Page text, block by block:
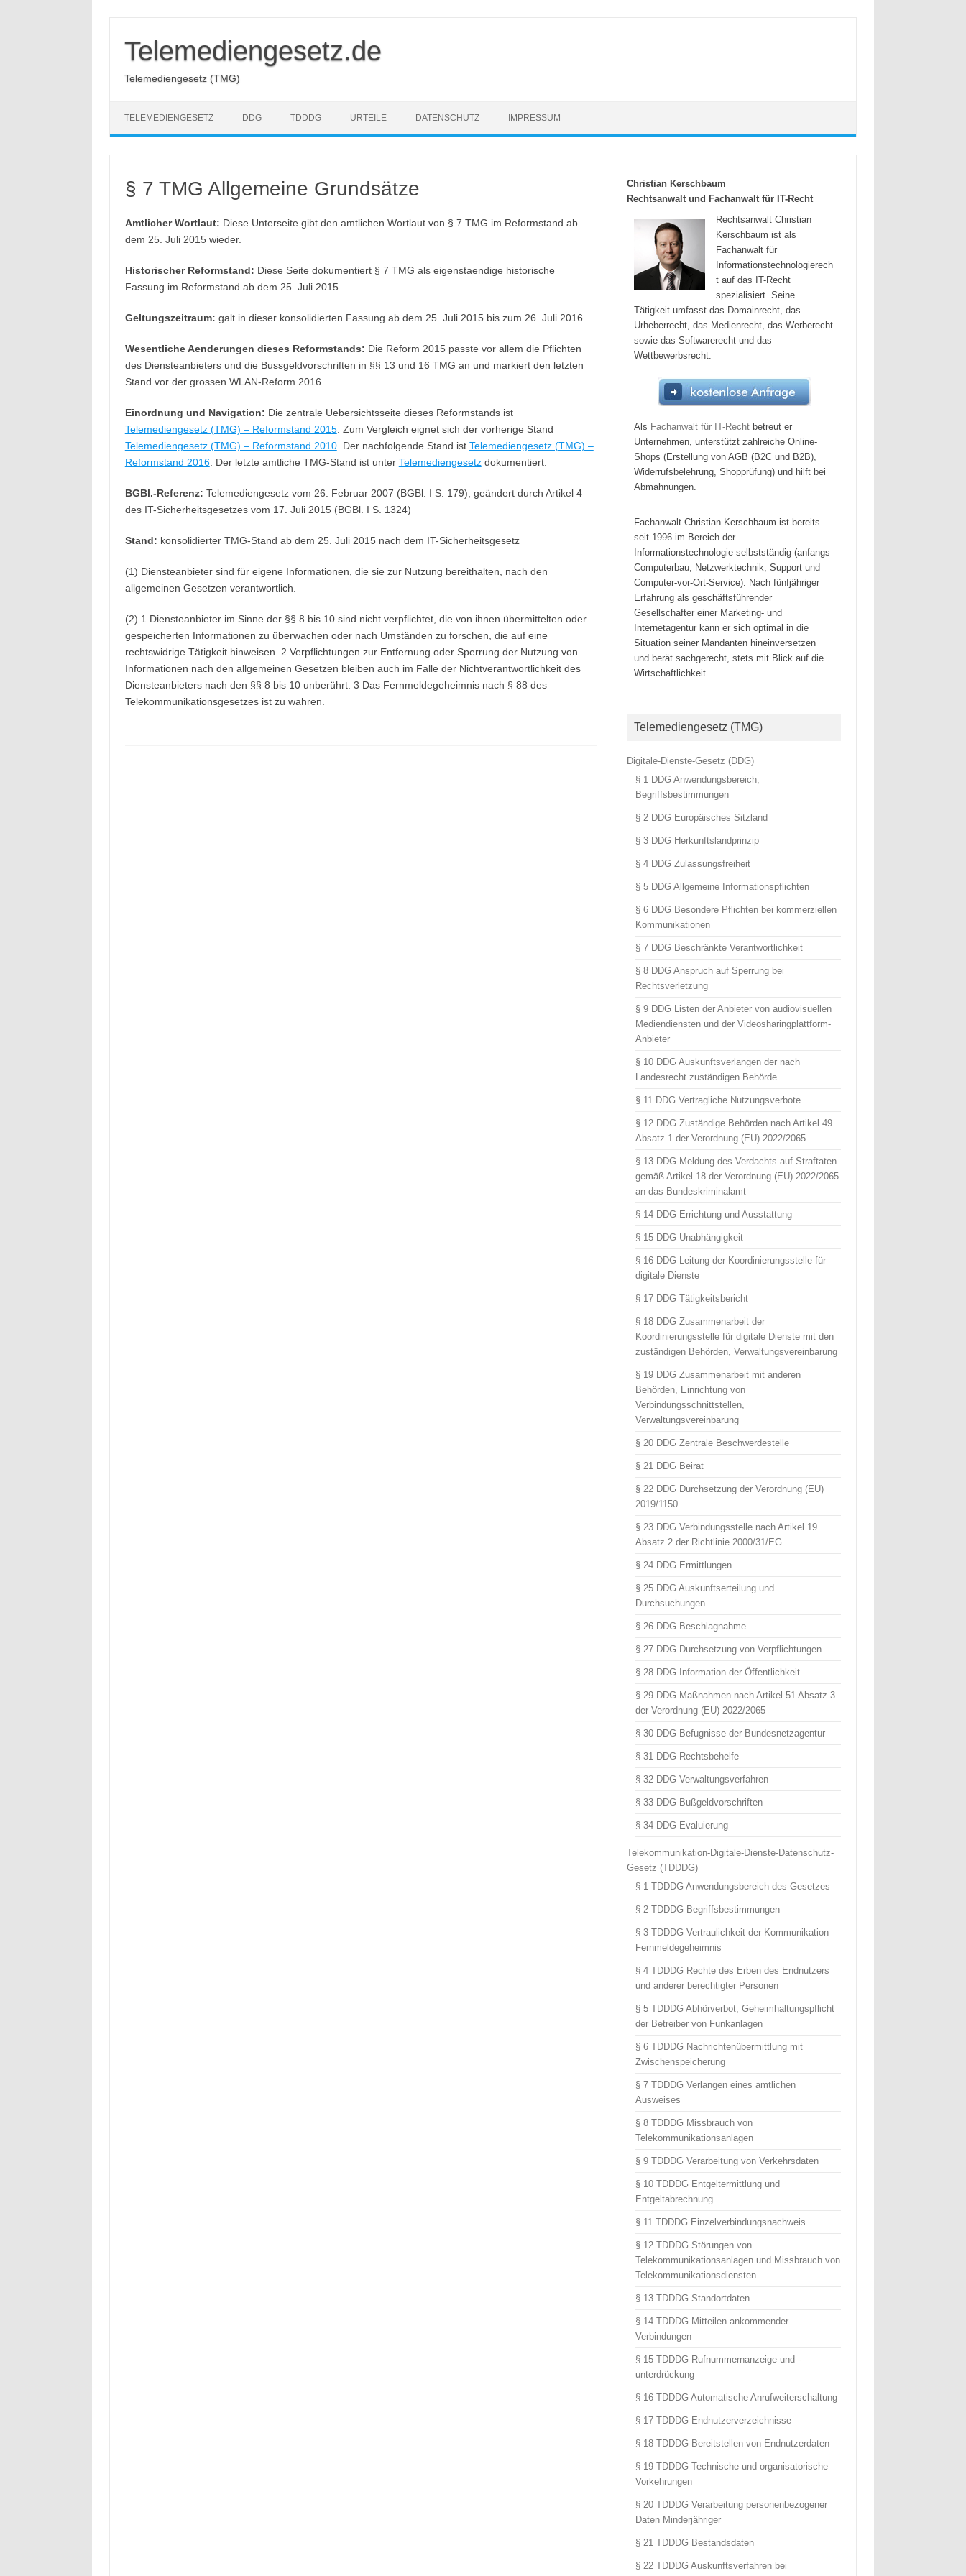
springen
Telemediengesetz.de
Telemediengesetz (TMG)
TELEMEDIENGESETZ DDG TDDDG URTEILE DATENSCHUTZ IMPRESSUM
§ 7 TMG Allgemeine Grundsätze
Amtlicher Wortlaut: Diese Unterseite gibt den amtlichen Wortlaut von § 7 TMG im Reformstand ab
dem 25. Juli 2015 wieder.
Historischer Reformstand: Diese Seite dokumentiert § 7 TMG als eigenstaendige historische
Fassung im Reformstand ab dem 25. Juli 2015.
Geltungszeitraum: galt in dieser konsolidierten Fassung ab dem 25. Juli 2015 bis zum 26. Juli 2016.
Wesentliche Aenderungen dieses Reformstands: Die Reform 2015 passte vor allem die Pflichten
des Diensteanbieters und die Bussgeldvorschriften in §§ 13 und 16 TMG an und markiert den letzten
Stand vor der grossen WLAN-Reform 2016.
Einordnung und Navigation: Die zentrale Uebersichtsseite dieses Reformstands ist
Telemediengesetz (TMG) – Reformstand 2015. Zum Vergleich eignet sich der vorherige Stand
Telemediengesetz (TMG) – Reformstand 2010. Der nachfolgende Stand ist Telemediengesetz (TMG) –
Reformstand 2016. Der letzte amtliche TMG-Stand ist unter Telemediengesetzdokumentiert.
BGBl.-Referenz: Telemediengesetz vom 26. Februar 2007 (BGBl. I S. 179), geändert durch Artikel 4
des IT-Sicherheitsgesetzes vom 17. Juli 2015 (BGBl. I S. 1324)
Stand: konsolidierter TMG-Stand ab dem 25. Juli 2015 nach dem IT-Sicherheitsgesetz
(1) Diensteanbieter sind für eigene Informationen, die sie zur Nutzung bereithalten, nach den
allgemeinen Gesetzen verantwortlich.
(2) 1 Diensteanbieter im Sinne der §§ 8 bis 10 sind nicht verpflichtet, die von ihnen übermittelten oder
gespeicherten Informationen zu überwachen oder nach Umständen zu forschen, die auf eine
rechtswidrige Tätigkeit hinweisen. 2 Verpflichtungen zur Entfernung oder Sperrung der Nutzung von
Informationen nach den allgemeinen Gesetzen bleiben auch im Falle der Nichtverantwortlichkeit des
Diensteanbieters nach den §§ 8 bis 10 unberührt. 3 Das Fernmeldegeheimnis nach § 88 des
Telekommunikationsgesetzes ist zu wahren.
Christian Kerschbaum
Rechtsanwalt und Fachanwalt für IT-Recht
Rechtsanwalt Christian
Kerschbaum ist als
Fachanwalt für
Informationstechnologierech
t auf das IT-Recht
spezialisiert. Seine
Tätigkeit umfasst das Domainrecht, das
Urheberrecht, das Medienrecht, das Werberecht
sowie das Softwarerecht und das
Wettbewerbsrecht.
Als Fachanwalt für IT-Recht betreut er
Unternehmen, unterstützt zahlreiche Online-
Shops (Erstellung von AGB (B2C und B2B),
Widerrufsbelehrung, Shopprüfung) und hilft bei
Abmahnungen.
Fachanwalt Christian Kerschbaum ist bereits
seit 1996 im Bereich der
Informationstechnologie selbstständig (anfangs
Computerbau, Netzwerktechnik, Support und
Computer-vor-Ort-Service). Nach fünfjähriger
Erfahrung als geschäftsführender
Gesellschafter einer Marketing- und
Internetagentur kann er sich optimal in die
Situation seiner Mandanten hineinversetzen
und berät sachgerecht, stets mit Blick auf die
Wirtschaftlichkeit.
Telemediengesetz (TMG)
Digitale-Dienste-Gesetz (DDG)
§ 1 DDG Anwendungsbereich,
Begriffsbestimmungen
§ 2 DDG Europäisches Sitzland
§ 3 DDG Herkunftslandprinzip
§ 4 DDG Zulassungsfreiheit
§ 5 DDG Allgemeine Informationspflichten
§ 6 DDG Besondere Pflichten bei kommerziellen
Kommunikationen
§ 7 DDG Beschränkte Verantwortlichkeit
§ 8 DDG Anspruch auf Sperrung bei
Rechtsverletzung
§ 9 DDG Listen der Anbieter von audiovisuellen
Mediendiensten und der Videosharingplattform-
Anbieter
§ 10 DDG Auskunftsverlangen der nach
Landesrecht zuständigen Behörde
§ 11 DDG Vertragliche Nutzungsverbote
§ 12 DDG Zuständige Behörden nach Artikel 49
Absatz 1 der Verordnung (EU) 2022/2065
§ 13 DDG Meldung des Verdachts auf Straftaten
gemäß Artikel 18 der Verordnung (EU) 2022/2065
an das Bundeskriminalamt
§ 14 DDG Errichtung und Ausstattung
§ 15 DDG Unabhängigkeit
§ 16 DDG Leitung der Koordinierungsstelle für
digitale Dienste
§ 17 DDG Tätigkeitsbericht
§ 18 DDG Zusammenarbeit der
Koordinierungsstelle für digitale Dienste mit den
zuständigen Behörden, Verwaltungsvereinbarung
§ 19 DDG Zusammenarbeit mit anderen
Behörden, Einrichtung von
Verbindungsschnittstellen,
Verwaltungsvereinbarung
§ 20 DDG Zentrale Beschwerdestelle
§ 21 DDG Beirat
§ 22 DDG Durchsetzung der Verordnung (EU)
2019/1150
§ 23 DDG Verbindungsstelle nach Artikel 19
Absatz 2 der Richtlinie 2000/31/EG
§ 24 DDG Ermittlungen
§ 25 DDG Auskunftserteilung und
Durchsuchungen
§ 26 DDG Beschlagnahme
§ 27 DDG Durchsetzung von Verpflichtungen
§ 28 DDG Information der Öffentlichkeit
§ 29 DDG Maßnahmen nach Artikel 51 Absatz 3
der Verordnung (EU) 2022/2065
§ 30 DDG Befugnisse der Bundesnetzagentur
§ 31 DDG Rechtsbehelfe
§ 32 DDG Verwaltungsverfahren
§ 33 DDG Bußgeldvorschriften
§ 34 DDG Evaluierung
Telekommunikation-Digitale-Dienste-Datenschutz-
Gesetz (TDDDG)
§ 1 TDDDG Anwendungsbereich des Gesetzes
§ 2 TDDDG Begriffsbestimmungen
§ 3 TDDDG Vertraulichkeit der Kommunikation –
Fernmeldegeheimnis
§ 4 TDDDG Rechte des Erben des Endnutzers
und anderer berechtigter Personen
§ 5 TDDDG Abhörverbot, Geheimhaltungspflicht
der Betreiber von Funkanlagen
§ 6 TDDDG Nachrichtenübermittlung mit
Zwischenspeicherung
§ 7 TDDDG Verlangen eines amtlichen
Ausweises
§ 8 TDDDG Missbrauch von
Telekommunikationsanlagen
§ 9 TDDDG Verarbeitung von Verkehrsdaten
§ 10 TDDDG Entgeltermittlung und
Entgeltabrechnung
§ 11 TDDDG Einzelverbindungsnachweis
§ 12 TDDDG Störungen von
Telekommunikationsanlagen und Missbrauch von
Telekommunikationsdiensten
§ 13 TDDDG Standortdaten
§ 14 TDDDG Mitteilen ankommender
Verbindungen
§ 15 TDDDG Rufnummernanzeige und -
unterdrückung
§ 16 TDDDG Automatische Anrufweiterschaltung
§ 17 TDDDG Endnutzerverzeichnisse
§ 18 TDDDG Bereitstellen von Endnutzerdaten
§ 19 TDDDG Technische und organisatorische
Vorkehrungen
§ 20 TDDDG Verarbeitung personenbezogener
Daten Minderjähriger
§ 21 TDDDG Bestandsdaten
§ 22 TDDDG Auskunftsverfahren bei